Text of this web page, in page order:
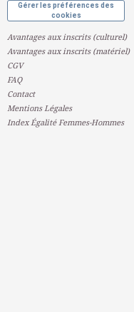
Gérer les préférences des
cookies
Avantages aux inscrits (culturel)
Avantages aux inscrits (matériel)
CGV
FAQ
Contact
Mentions Légales
Index Égalité Femmes-Hommes